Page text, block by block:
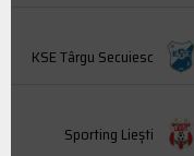
KSE Târgu Secuiesc
Sporting Liești